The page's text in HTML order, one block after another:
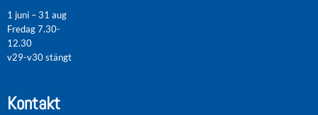
1 juni – 31 aug
Fredag 7.30-
12.30
v29-v30 stängt
Kontakt